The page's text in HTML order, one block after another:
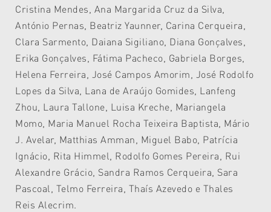
Cristina Mendes, Ana Margarida Cruz da Silva,
António Pernas, Beatriz Yaunner, Carina Cerqueira,
Clara Sarmento, Daiana Sigiliano, Diana Gonçalves,
Erika Gonçalves, Fátima Pacheco, Gabriela Borges,
Helena Ferreira, José Campos Amorim, José Rodolfo
Lopes da Silva, Lana de Araújo Gomides, Lanfeng
Zhou, Laura Tallone, Luisa Kreche, Mariangela
Momo, Maria Manuel Rocha Teixeira Baptista, Mário
J. Avelar, Matthias Amman, Miguel Babo, Patrícia
Ignácio, Rita Himmel, Rodolfo Gomes Pereira, Rui
Alexandre Grácio, Sandra Ramos Cerqueira, Sara
Pascoal, Telmo Ferreira, Thaís Azevedo e Thales
Reis Alecrim.